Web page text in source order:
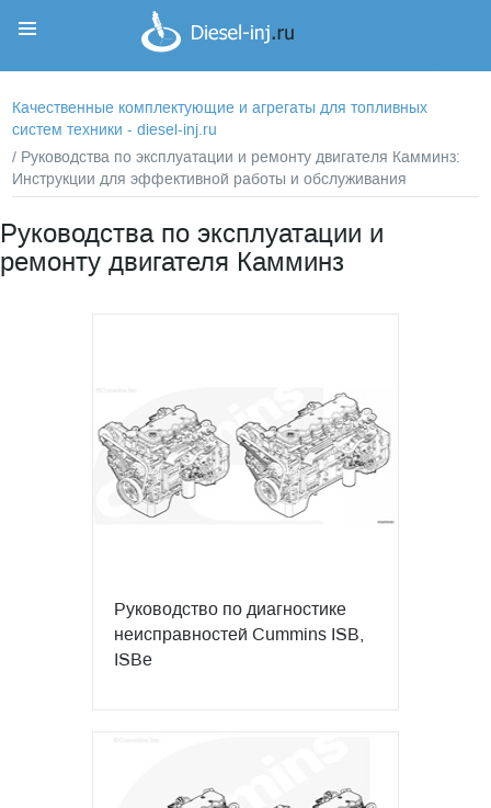
Качественные комплектующие и агрегаты для топливных
систем техники - diesel-inj.ru
/ Руководства по эксплуатации и ремонту двигателя Камминз:
Инструкции для эффективной работы и обслуживания
Руководства по эксплуатации и
ремонту двигателя Камминз
Руководство по диагностике
неисправностей Cummins ISB,
ISBe